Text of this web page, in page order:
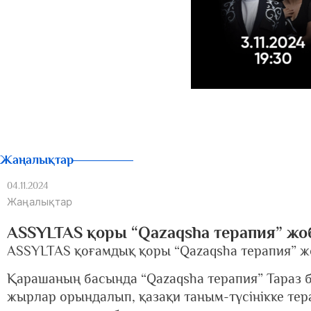
Жаңалықтар
04.11.2024
Жаңалықтар
ASSYLTAS қоры “Qazaqsha терапия”
ASSYLTAS қоғамдық қоры “Qazaqsha терапия”
Қарашаның басында “Qazaqsha терапия”
жырлар орындалып, қазақи таным-түсінікке